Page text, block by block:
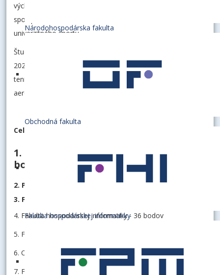
Národohospodárska fakulta
Obchodná fakulta
Fakulta hospodárskej informatiky
výchovy a športu Ekonomickej univerzity v Bratislave v
spolupráci s VŠK Ekonóm a Slovenskou asociáciou
univerzitného športu.
Študenti si počas troch dní plných športu (27. - 29. marec
2023), mohli svoje sily zmerať v disciplínach tenis, stolný
tenis, futbal, volejbal, bedminton, florbal, silový trojboj,
aerobik a beh Horským parkom.
Celkové výsledky podľa fakúlt:
1. Národohospodárska fakulta - 56
bodov
2. Podnikovohospodárska fakulta - 48 bodov
3. Fakulta podnikového manažmentu - 45 bodov
4. Fakulta hospodárskej informatiky - 36 bodov
5. Fakulta medzinárodných vzťahov - 25 bodov
6. Obchodná fakulta - 20 bodov
7. Fakulta aplikovaných jazykov - 12 bodov